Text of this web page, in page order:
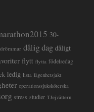
30-
drömmar dålig dag dåligt
flytt flytta födelsedag
ledig lista lägenhetsjakt
operationssjuksköterska
stress studier TJejvättern